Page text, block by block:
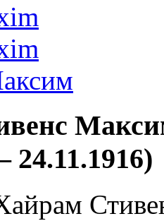
24.11.1916)